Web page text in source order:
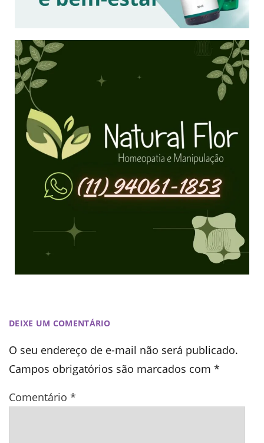
DEIXE UM COMENTÁRIO
O seu endereço de e-mail não será publicado.
Campos obrigatórios são marcados com *
Comentário *